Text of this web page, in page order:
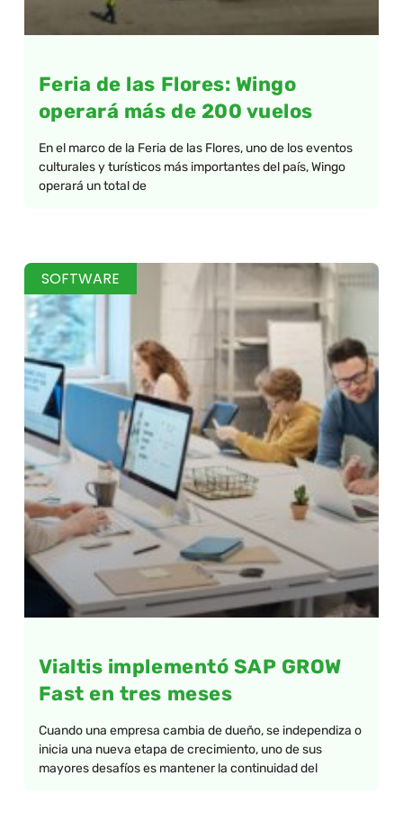
Feria de las Flores: Wingo
operará más de 200 vuelos
En el marco de la Feria de las Flores, uno de los eventos
culturales y turísticos más importantes del país, Wingo
operará un total de
SOFTWARE
Vialtis implementó SAP GROW
Fast en tres meses
Cuando una empresa cambia de dueño, se independiza o
inicia una nueva etapa de crecimiento, uno de sus
mayores desafíos es mantener la continuidad del